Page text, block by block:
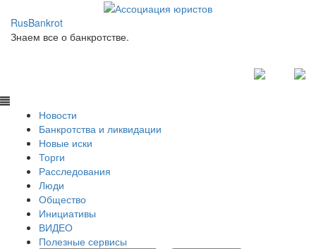
RusBankrot
Знаем все о банкротстве.
Новости
Банкротства и ликвидации
Новые иски
Торги
Расследования
Люди
Общество
Инициативы
ВИДЕО
Полезные сервисы